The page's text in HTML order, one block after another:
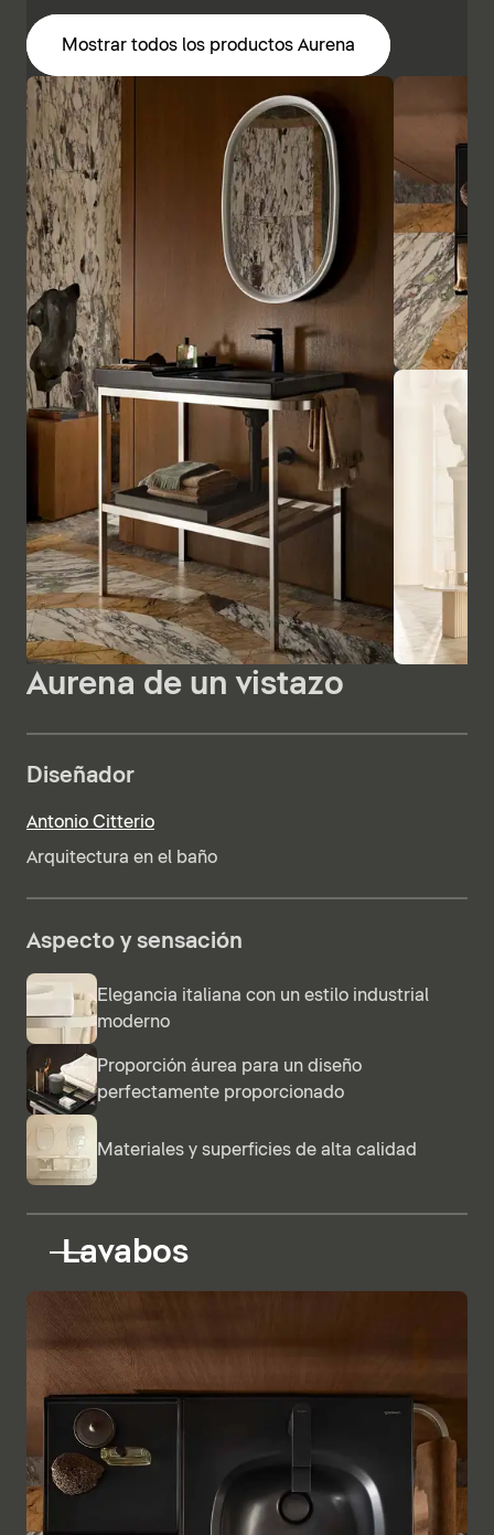
Mostrar todos los productos Aurena
Aurena de un vistazo
Diseñador
Antonio Citterio
Arquitectura en el baño
Aspecto y sensación
Elegancia italiana con un estilo industrial
moderno
Proporción áurea para un diseño
perfectamente proporcionado
Materiales y superficies de alta calidad
Lavabos